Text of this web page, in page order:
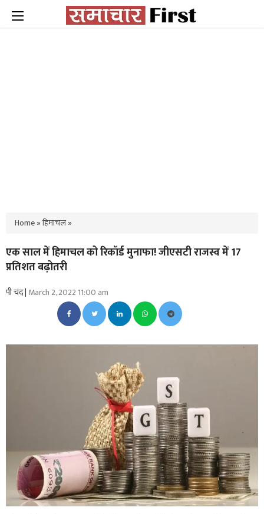
Home»हिमाचल»
एक साल में हिमाचल को रिकॉर्ड मुनाफा! जीएसटी राजस्व में 17
प्रतिशत बढ़ोतरी
पी चंद | March 2, 2022 11:00 am